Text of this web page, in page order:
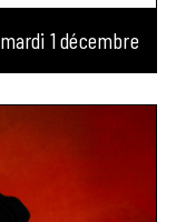
mardi 1 décembre